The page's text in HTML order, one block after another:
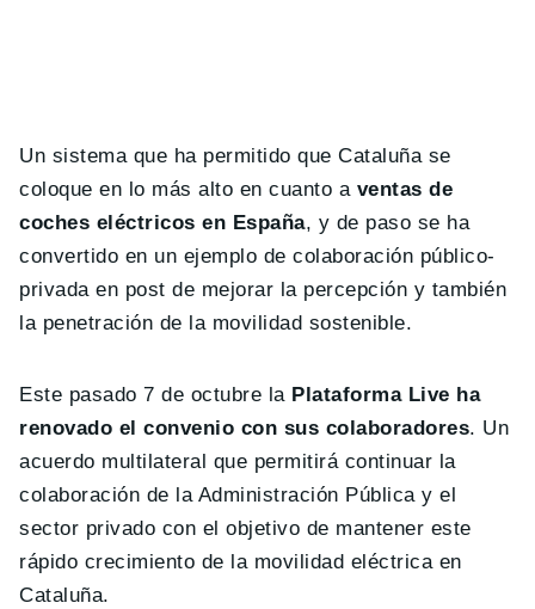
Un sistema que ha permitido que Cataluña se
coloque en lo más alto en cuanto a ventas de
coches eléctricos en España, y de paso se ha
convertido en un ejemplo de colaboración público-
privada en post de mejorar la percepción y también
la penetración de la movilidad sostenible.
Este pasado 7 de octubre la Plataforma Live ha
renovado el convenio con sus colaboradores. Un
acuerdo multilateral que permitirá continuar la
colaboración de la Administración Pública y el
sector privado con el objetivo de mantener este
rápido crecimiento de la movilidad eléctrica en
Cataluña.